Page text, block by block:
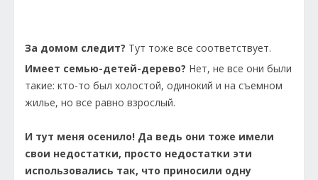
За домом следит? Тут тоже все соответствует.
Имеет семью-детей-дерево? Нет, не все они были
такие: кто-то был холостой, одинокий и на съемном
жилье, но все равно взрослый.
И тут меня осенило! Да ведь они тоже имели
свои недостатки, просто недостатки эти
использовались так, что приносили одну